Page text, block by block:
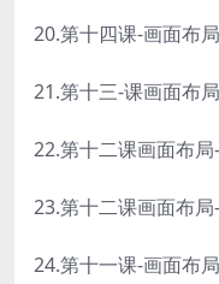
20.第十四课-画面布
21.第十三-课画面布
22.第十二课画面布
23.第十二课画面布
24.第十一课-画面布